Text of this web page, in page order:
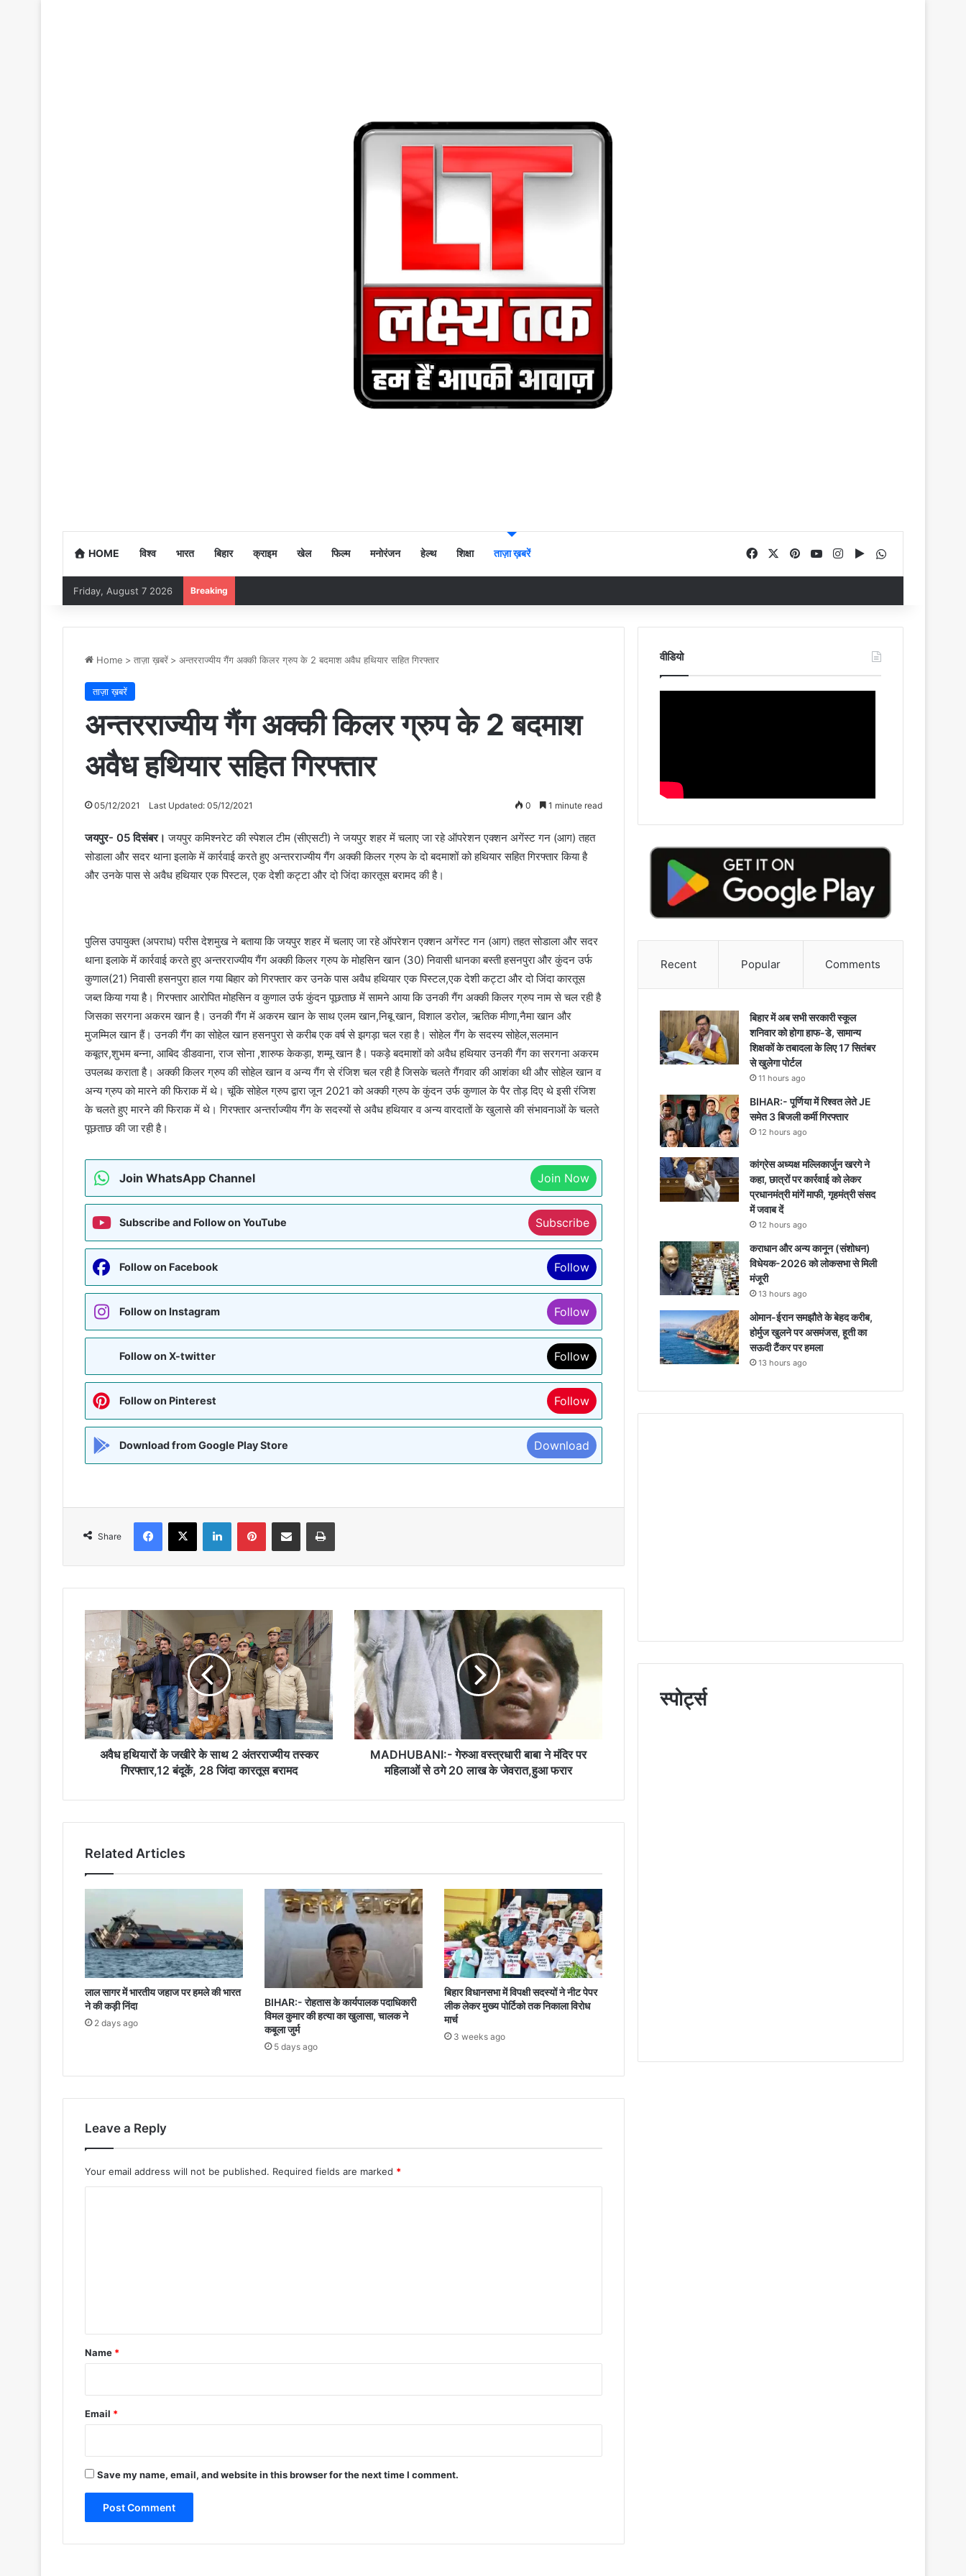
HOME विश्व भारत बिहार क्राइम खेल फिल्म मनोरंजन हेल्थ शिक्षा ताज़ा ख़बरें FacebookPinterestYouTubeInstagram
Google Play
Friday, August 7 2026 Breaking
Home > ताज़ा ख़बरें > अन्तरराज्यीय गैंग अक्की किलर ग्रुप के 2 बदमाश अवैध हथियार सहित गिरफ्तार
ताज़ा ख़बरें
अन्तरराज्यीय गैंग अक्की किलर ग्रुप के 2 बदमाश
अवैध हथियार सहित गिरफ्तार
05/12/2021 Last Updated: 05/12/2021 0 1 minute read
जयपुर- 05 दिसंबर। जयपुर कमिश्नरेट की स्पेशल टीम (सीएसटी) ने जयपुर शहर में चलाए जा रहे ऑपरेशन एक्शन अगेंस्ट गन (आग) तहत
सोडाला और सदर थाना इलाके में कार्रवाई करते हुए अन्तरराज्यीय गैंग अक्की किलर ग्रुप के दो बदमाशों को हथियार सहित गिरफ्तार किया है
और उनके पास से अवैध हथियार एक पिस्टल, एक देशी कट्टा और दो जिंदा कारतूस बरामद की है।
पुलिस उपायुक्त (अपराध) परीस देशमुख ने बताया कि जयपुर शहर में चलाए जा रहे ऑपरेशन एक्शन अगेंस्ट गन (आग) तहत सोडाला और सदर
थाना इलाके में कार्रवाई करते हुए अन्तरराज्यीय गैंग अक्की किलर ग्रुप के मोहसिन खान (30) निवासी धानका बस्ती हसनपुरा और कुंदन उर्फ
कुणाल(21) निवासी हसनपुरा हाल गया बिहार को गिरफ्तार कर उनके पास अवैध हथियार एक पिस्टल,एक देशी कट्टा और दो जिंदा कारतूस
जब्त किया गया है। गिरफ्तार आरोपित मोहसिन व कुणाल उर्फ कुंदन पूछताछ में सामने आया कि उनकी गैंग अक्की किलर ग्रुप नाम से चल रही है
जिसका सरगना अकरम खान है। उनकी गैंग में अकरम खान के साथ एलम खान,निबू खान, विशाल डरोल, ऋतिक मीणा,नैमा खान और
मुजम्मिल खान हैं। उनकी गैंग का सोहेल खान हसनपुरा से करीब एक वर्ष से झगड़ा चल रहा है। सोहेल गैंग के सदस्य सोहेल,सलमान
कबूतर,शुभम बन्ना, आबिद डीडवाना, राज सोना ,शारुफ केकड़ा, शम्मू खान है। पकड़े बदमाशों को अवैध हथियार उनकी गैंग का सरगना अकरम
उपलब्ध कराता है। अक्की किलर ग्रुप की सोहेल खान व अन्य गैंग से रंजिश चल रही है जिसके चलते गैंगवार की आशंका थी और सोहेल खान व
अन्य ग्रुप को मारने की फिराक में थे। चूंकि सोहेल ग्रुप द्वारा जून 2021 को अक्की ग्रुप के कुंदन उर्फ कुणाल के पैर तोड़ दिए थे इसी रंजिश
के चलते हुए मारने की फिराक में थे। गिरफ्तार अन्तर्राज्यीय गैंग के सदस्यों से अवैध हथियार व अन्य वारदातों के खुलासे की संभावनाओं के चलते
पूछताछ की जा रही है।
Join WhatsApp Channel Join Now
Subscribe and Follow on YouTube Subscribe
Follow on Facebook Follow
Follow on Instagram Follow
Follow on X-twitter Follow
Follow on Pinterest Follow
Download from Google Play Store Download
Share
Facebook
X LinkedInPinterestShare via Email Print
अवैध
हथियारों
जखीरे
साथ
2
अंतरराज्यीय
तस्कर
गिरफ्तार,12
जिंदा
अवैध हथियारों के जखीरे के साथ 2 अंतरराज्यीय तस्कर
गिरफ्तार,12 बंदूकें, 28 जिंदा कारतूस बरामद
MADHUBANI:-
गेरुआ
वस्त्रधारी
बाबा
मंदिर
पर
महिलाओं
से
के
MADHUBANI:- गेरुआ वस्त्रधारी बाबा ने मंदिर पर
महिलाओं से ठगे 20 लाख के जेवरात,हुआ फरार
Related Articles
लाल सागर में भारतीय जहाज पर हमले की भारत
ने की कड़ी निंदा
2 days ago
BIHAR:- रोहतास के कार्यपालक पदाधिकारी
विमल कुमार की हत्या का खुलासा, चालक ने
कबूला जुर्म
5 days ago
बिहार विधानसभा में विपक्षी सदस्यों ने नीट पेपर
लीक लेकर मुख्य पोर्टिको तक निकाला विरोध
मार्च
3 weeks ago
Leave a Reply
Your email address will not be published. Required fields are marked *
*
Name *
Email *
Save my name, email, and website in this browser for the next time I comment.
वीडियो
Recent Popular Comments
बिहार में अब सभी सरकारी स्कूल
शनिवार को होगा हाफ-डे, सामान्य
शिक्षकों के तबादला के लिए 17 सितंबर
से खुलेगा पोर्टल
11 hours ago
BIHAR:- पूर्णिया में रिश्वत लेते JE
समेत 3 बिजली कर्मी गिरफ्तार
12 hours ago
कांग्रेस अध्यक्ष मल्लिकार्जुन खरगे ने
कहा, छात्रों पर कार्रवाई को लेकर
प्रधानमंत्री मांगें माफी, गृहमंत्री संसद
में जवाब दें
12 hours ago
कराधान और अन्य कानून (संशोधन)
विधेयक-2026 को लोकसभा से मिली
मंजूरी
13 hours ago
ओमान-ईरान समझौते के बेहद करीब,
होर्मुज खुलने पर असमंजस, हूती का
सऊदी टैंकर पर हमला
13 hours ago
स्पोर्ट्स